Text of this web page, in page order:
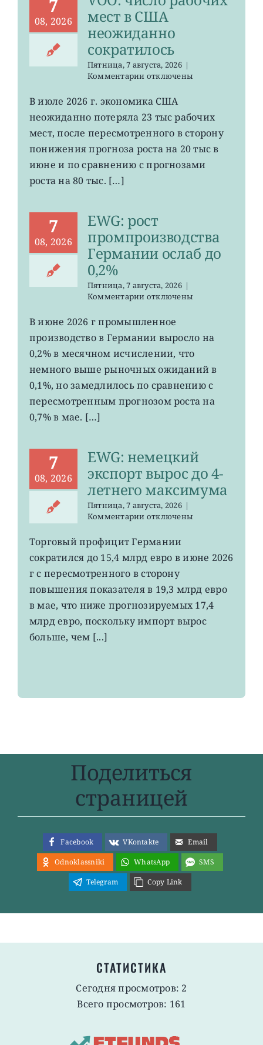
7
08, 2026
мест в США
неожиданно
сократилось
Пятница, 7 августа, 2026 |
Комментариик
VOO:
рабочих
мест
США
неожиданно
отключены
В июле 2026 г. экономика США
неожиданно потеряла 23 тыс рабочих
мест, после пересмотренного в сторону
понижения прогноза роста на 20 тыс в
июне и по сравнению с прогнозами
роста на 80 тыс. […]
7
08, 2026
EWG: рост
промпроизводства
Германии ослаб до
0,2%
Пятница, 7 августа, 2026 |
Комментариик
EWG:
рост
промпроизводства
Германии
до
0,2%
отключены
В июне 2026 г промышленное
производство в Германии выросло на
0,2% в месячном исчислении, что
немного выше рыночных ожиданий в
0,1%, но замедлилось по сравнению с
пересмотренным прогнозом роста на
0,7% в мае. […]
7
08, 2026
EWG: немецкий
экспорт вырос до 4-
летнего максимума
Пятница, 7 августа, 2026 |
Комментариик
EWG:
немецкий
экспорт
вырос
4-
летнего
отключены
Торговый профицит Германии
сократился до 15,4 млрд евро в июне 2026
г с пересмотренного в сторону
повышения показателя в 19,3 млрд евро
в мае, что ниже прогнозируемых 17,4
млрд евро, поскольку импорт вырос
больше, чем [...]
Поделиться
страницей
Facebook VKontakte
Email
Odnoklassniki
WhatsApp
SMS
Telegram
Copy Link
СТАТИСТИКА
Сегодня просмотров: 2
Всего просмотров: 161